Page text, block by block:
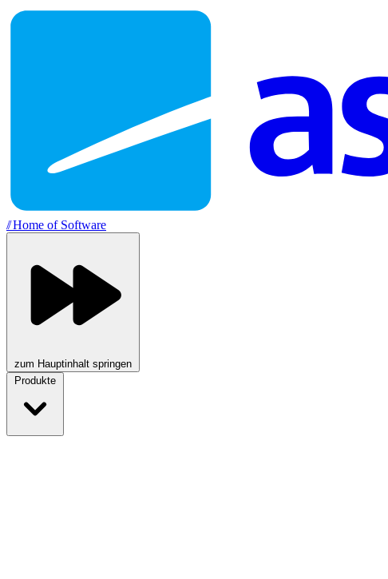
//Home of Software
zum Hauptinhalt springen
Produkte